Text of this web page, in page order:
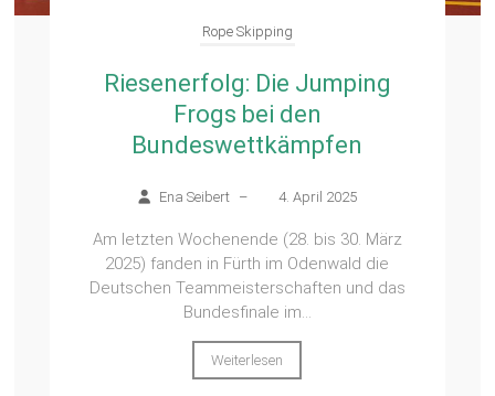
Rope Skipping
Riesenerfolg: Die Jumping
Frogs bei den
Bundeswettkämpfen
Ena Seibert – 4. April 2025
Am letzten Wochenende (28. bis 30. März
2025) fanden in Fürth im Odenwald die
Deutschen Teammeisterschaften und das
Bundesfinale im...
Weiterlesen